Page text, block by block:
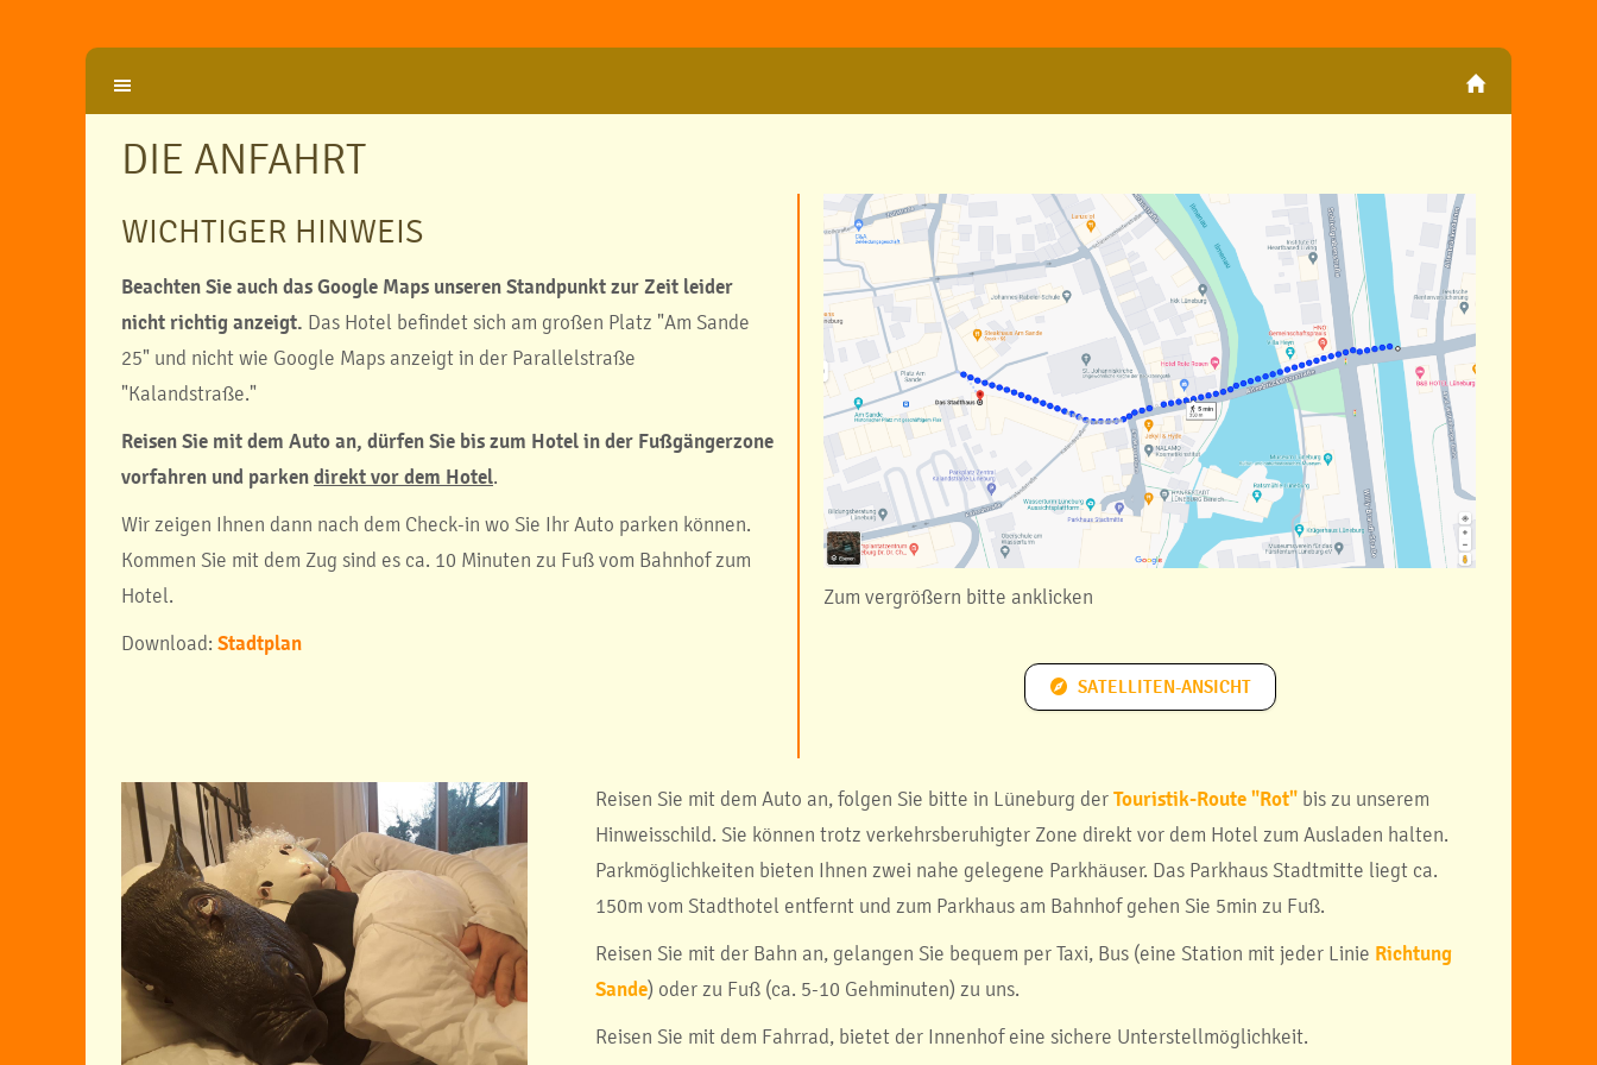
DIE ANFAHRT
WICHTIGER HINWEIS
Beachten Sie auch das Google Maps unseren Standpunkt zur Zeit leider
nicht richtig anzeigt. Das Hotel befindet sich am großen Platz "Am Sande
25" und nicht wie Google Maps anzeigt in der Parallelstraße
"Kalandstraße."
Reisen Sie mit dem Auto an, dürfen Sie bis zum Hotel in der Fußgängerzone
vorfahren und parkendirekt vor dem Hotel.
Wir zeigen Ihnen dann nach dem Check-in wo Sie Ihr Auto parken können.
Kommen Sie mit dem Zug sind es ca. 10 Minuten zu Fuß vom Bahnhof zum
Hotel.
Download: Stadtplan
Zum vergrößern bitte anklicken
SATELLITEN-ANSICHT
Reisen Sie mit dem Auto an, folgen Sie bitte in Lüneburg derTouristik-Route "Rot" bis zu unserem
Hinweisschild. Sie können trotz verkehrsberuhigter Zone direkt vor dem Hotel zum Ausladen halten.
Parkmöglichkeiten bieten Ihnen zwei nahe gelegene Parkhäuser. Das Parkhaus Stadtmitte liegt ca.
150m vom Stadthotel entfernt und zum Parkhaus am Bahnhof gehen Sie 5min zu Fuß.
Reisen Sie mit der Bahn an, gelangen Sie bequem per Taxi, Bus (eine Station mit jeder Linie Richtung
Sande) oder zu Fuß (ca. 5-10 Gehminuten) zu uns.
Reisen Sie mit dem Fahrrad, bietet der Innenhof eine sichere Unterstellmöglichkeit.